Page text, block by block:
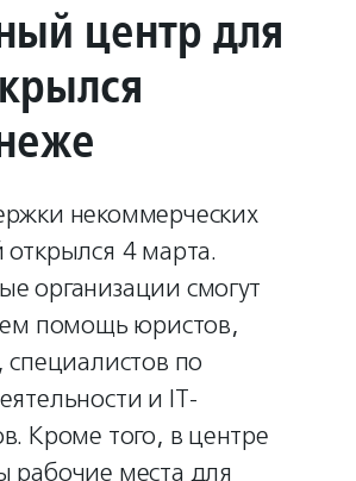
центр для
некоммерческих
открылся 4 марта.
организации смогут
помощь юристов,
специалистов по
и IT-
Кроме того, в центре
рабочие места для